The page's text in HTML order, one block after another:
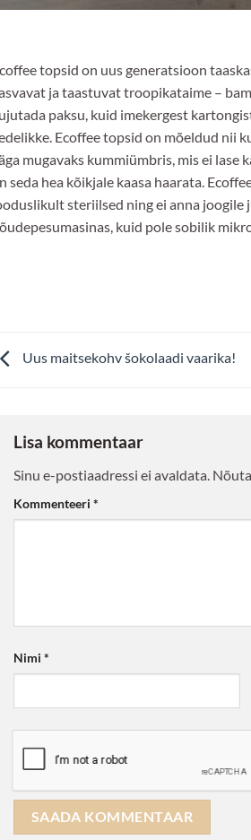
topsid on uus generatsioon
ja taastuvat troopikataime –
paksu, kuid imekergest
Ecoffee topsid on mõeldud nii
mugavaks kummiümbris, mis ei lase
seda hea kõikjale kaasa haarata.
steriilsed ning ei anna joogile
kuid pole sobilik
Uus maitsekohv šokolaadi vaarika!
Lisa kommentaar
Sinu e-postiaadressi ei avaldata.
Kommenteeri *
Nimi *